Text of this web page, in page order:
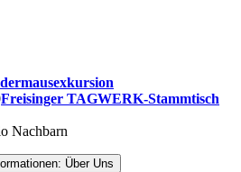
Freisinger TAGWERK-Stammtisch
Über Uns